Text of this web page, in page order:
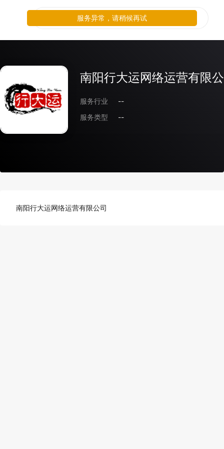
南阳行大运网络运营有限
服务行业
--
服务类型
--
南阳行大运网络运营有限公司
服务异常，请稍候再试